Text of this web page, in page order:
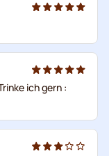
ich gern :